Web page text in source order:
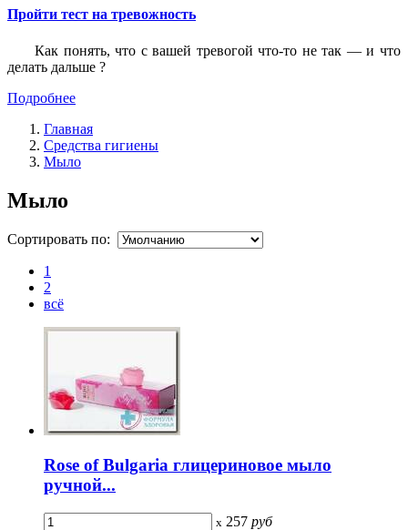
Пройти тест на тревожность
Как понять, что с вашей тревогой что-то не так — и что
делать дальше ?
Подробнее
Главная
Средства гигиены
Мыло
Мыло
Сортировать по:
1
2
всё
Rose of Bulgaria глицериновое мыло
ручной...
x 257 руб